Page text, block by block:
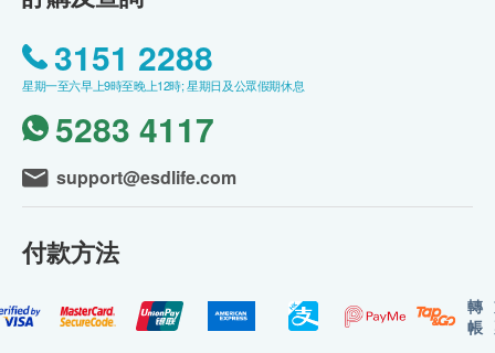
3151 2288
星期一至六早上9時至晚上12時; 星期日及公眾假期休息
5283 4117
support@esdlife.com
付款方法
轉
帳